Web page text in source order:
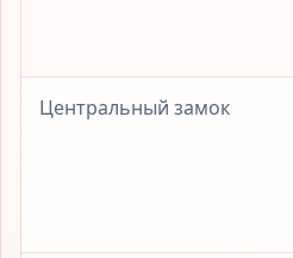
Центральный замок